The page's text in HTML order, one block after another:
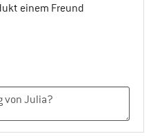
einem Freund